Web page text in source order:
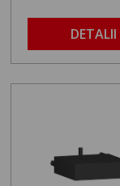
DETALII